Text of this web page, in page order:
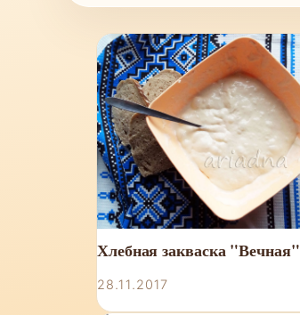
Хлебная закваска "Вечная"
28.11.2017